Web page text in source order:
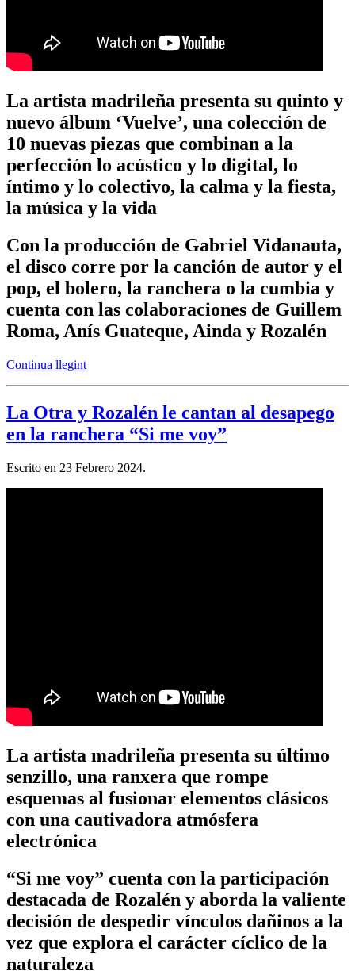
La artista madrileña presenta su quinto y
nuevo álbum ‘Vuelve’, una colección de
10 nuevas piezas que combinan a la
perfección lo acústico y lo digital, lo
íntimo y lo colectivo, la calma y la fiesta,
la música y la vida
Con la producción de Gabriel Vidanauta,
el disco corre por la canción de autor y el
pop, el bolero, la ranchera o la cumbia y
cuenta con las colaboraciones de Guillem
Roma, Anís Guateque, Ainda y Rozalén
Continua llegint
La Otra y Rozalén le cantan al desapego
en la ranchera “Si me voy”
Escrito en 23 Febrero 2024.
La artista madrileña presenta su último
senzillo, una ranxera que rompe
esquemas al fusionar elementos clásicos
con una cautivadora atmósfera
electrónica
“Si me voy” cuenta con la participación
destacada de Rozalén y aborda la valiente
decisión de despedir vínculos dañinos a la
vez que explora el carácter cíclico de la
naturaleza